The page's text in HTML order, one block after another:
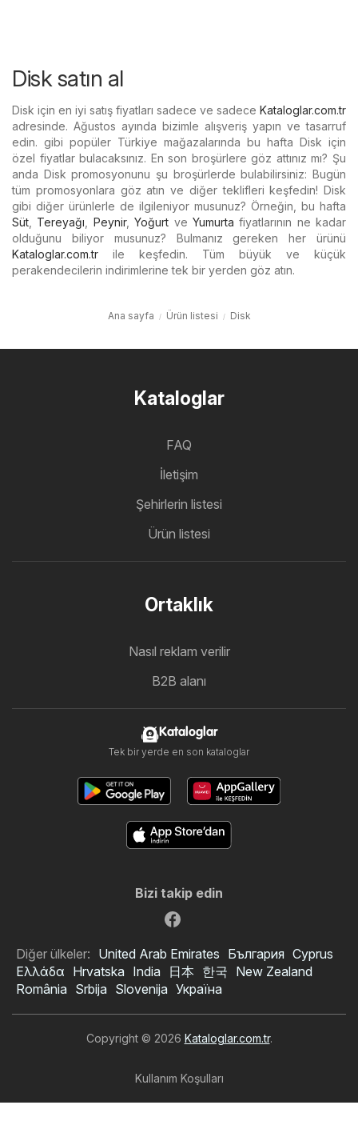
Disk satın al
Disk için en iyi satış fiyatları sadece ve sadece Kataloglar.com.tr
adresinde. Ağustos ayında bizimle alışveriş yapın ve tasarruf
edin. gibi popüler Türkiye mağazalarında bu hafta Disk için
özel fiyatlar bulacaksınız. En son broşürlere göz attınız mı? Şu
anda Disk promosyonunu şu broşürlerde bulabilirsiniz: Bugün
tüm promosyonlara göz atın ve diğer teklifleri keşfedin! Disk
gibi diğer ürünlerle de ilgileniyor musunuz? Örneğin, bu hafta
Süt
Tereyağı Peynir,Yoğurt ve Yumurta fiyatlarının ne kadar
olduğunu biliyor musunuz? Bulmanız gereken her ürünü
Kataloglar.com.tr ile keşfedin. Tüm büyük ve küçük
perakendecilerin indirimlerine tek bir yerden göz atın.
Ana sayfa Ürün listesi Disk
Kataloglar
FAQ
İletişim
Şehirlerin listesi
Ürün listesi
Ortaklık
Nasıl reklam verilir
B2B alanı
Kataloglar
Tek bir yerde en son kataloglar
Bizi takip edin
Diğer ülkeler: United Arab Emirates България Cyprus
Ελλάδα Hrvatska India 日本 한국 New Zealand
România Srbija Slovenija Україна
Copyright © 2026 Kataloglar.com.tr.
Kullanım Koşulları